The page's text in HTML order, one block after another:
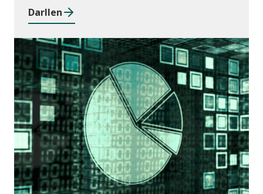
Darllen
Cyhoeddiadau